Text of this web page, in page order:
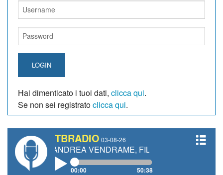
LOGIN
Hai dimenticato i tuoi dati, clicca qui.
Se non sei registratoclicca qui.
TBRADIO 03-08-26
ANDREA VENDRAME, FILIPPO FIORELLI
00:00 50:38